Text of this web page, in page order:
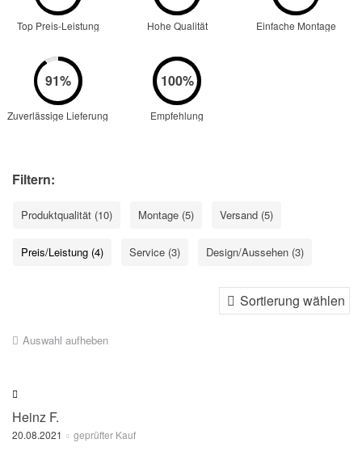
Top Preis-Leistung Hohe Qualität Einfache Montage
Zuverlässige Lieferung Empfehlung
Filtern:
Produktqualität (10) Montage (5) Versand (5)
Preis/Leistung (4) Service (3) Design/Aussehen (3)
Auswahl aufheben
Heinz F.
20.08.2021 geprüfter Kauf